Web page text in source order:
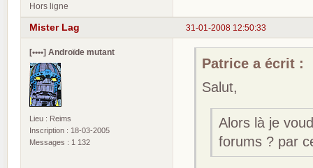
Hors ligne
31-01-2008 12:50:33
Mister Lag
[••••] Androïde mutant
Lieu : Reims
Inscription : 18-03-2005
Messages : 1 132
Patrice a écrit :
Salut,
Alors là je
forums ? par